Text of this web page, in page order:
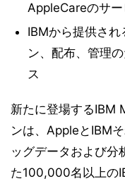
AppleCareのサー
IBMから提供され
ン、配布、管理
ス
新たに登場するIBM
ンは、AppleとIBM
ッグデータおよび分
た100,000名以上の